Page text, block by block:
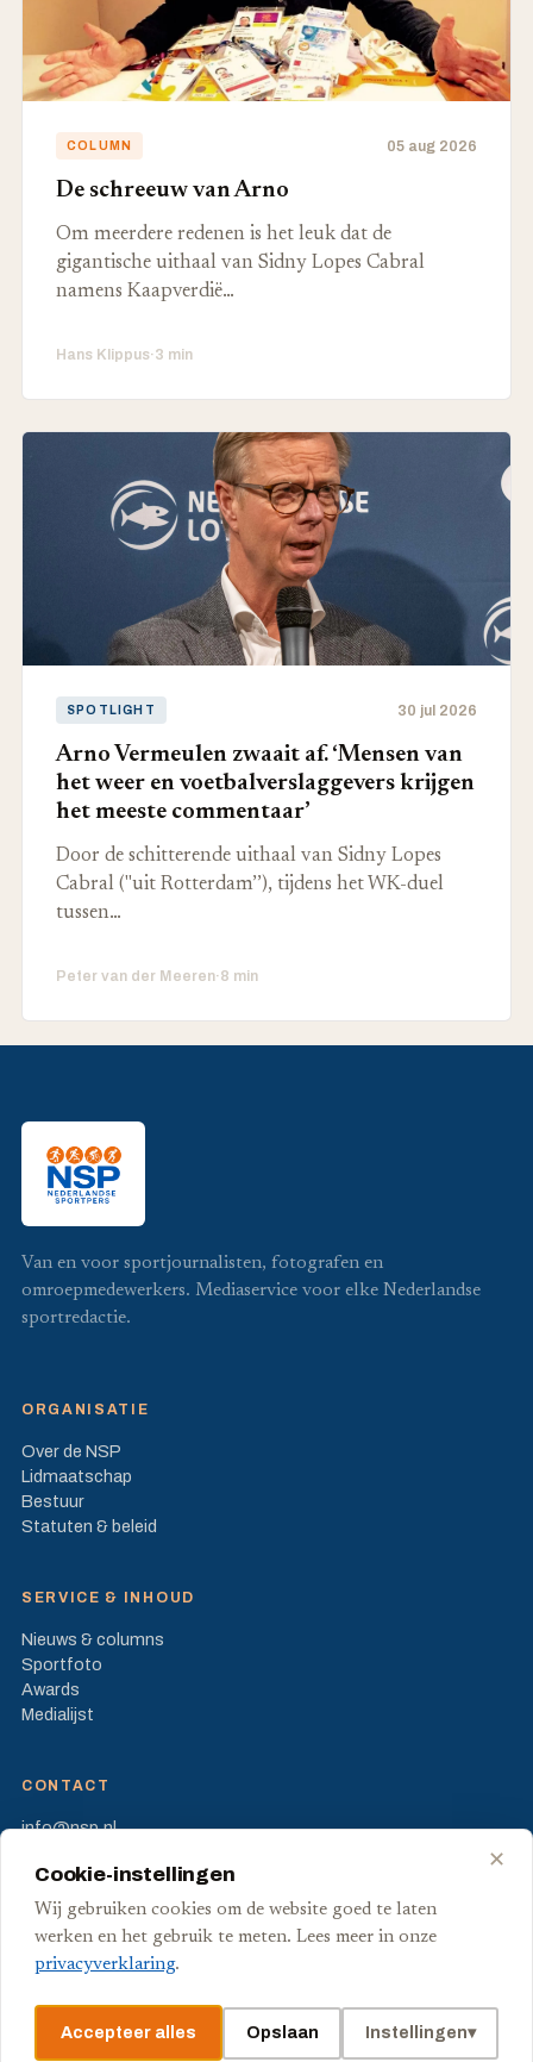
COLUMN 05 aug 2026
De schreeuw van Arno
Om meerdere redenen is het leuk dat de
gigantische uithaal van Sidny Lopes Cabral
namens Kaapverdië…
Hans Klippus·3 min
SPOTLIGHT 30 jul 2026
Arno Vermeulen zwaait af. ‘Mensen van
het weer en voetbalverslaggevers krijgen
het meeste commentaar’
Door de schitterende uithaal van Sidny Lopes
Cabral ("uit Rotterdam’’), tijdens het WK-duel
tussen…
Peter van der Meeren·8 min
Van en voor sportjournalisten, fotografen en
omroepmedewerkers. Mediaservice voor elke Nederlandse
sportredactie.
ORGANISATIE
Over de NSP
Lidmaatschap
Bestuur
Statuten & beleid
SERVICE & INHOUD
Nieuws & columns
Sportfoto
Awards
Medialijst
CONTACT
info@nsp.nl
2595 BM Den Haag
© Stichting Nederlandse Sport Pers Privacy VoorwaardenCookies
✕
Cookie-instellingen
Wij gebruiken cookies om de website goed te laten
werken en het gebruik te meten. Lees meer in onze
privacyverklaring.
Accepteer alles Opslaan Instellingen▾